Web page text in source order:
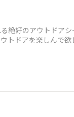
絶好のアウトドア
ドアを楽しんで